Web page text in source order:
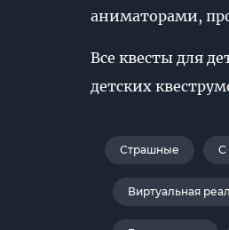
аниматорами,
Все квесты для
детских
Страшные С
Виртуальная